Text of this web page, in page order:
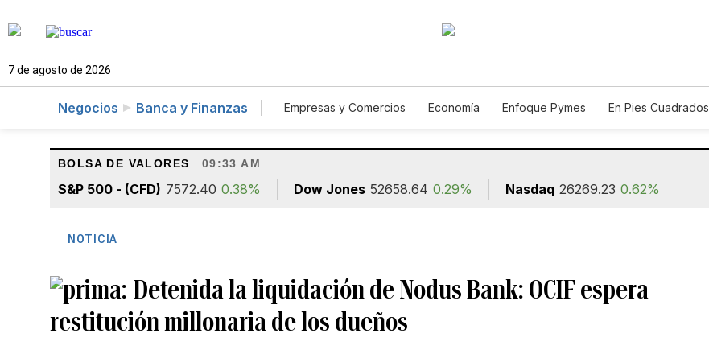
7 de agosto de 2026
Negocios Banca y Finanzas Empresas y Comercios Economía Enfoque Pymes En Pies Cuadrados
BOLSA DE VALORES 09:33 AM
S&P 500 - (CFD) 7572.40 0.38% Dow Jones 52658.64 0.29% Nasdaq 26269.23 0.62%
NOTICIA
Detenida la liquidación de Nodus Bank: OCIF espera
restitución millonaria de los dueños